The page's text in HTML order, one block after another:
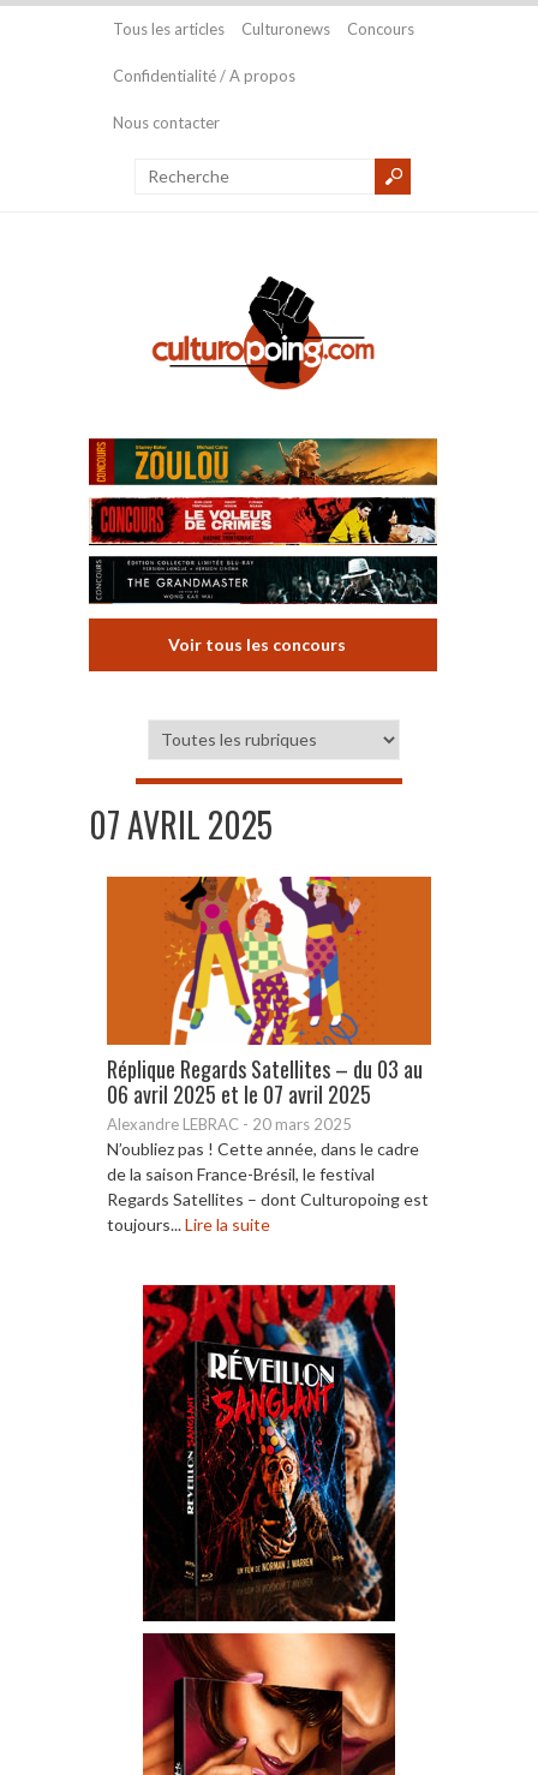
Tous les articles Culturonews Concours
Confidentialité / A propos
Nous contacter
Voir tous les concours
07 AVRIL 2025
Réplique Regards Satellites – du 03 au
06 avril 2025 et le 07 avril 2025
Alexandre LEBRAC - 20 mars 2025
N’oubliez pas ! Cette année, dans le cadre
de la saison France-Brésil, le festival
Regards Satellites – dont Culturopoing est
toujours...Lire la suite